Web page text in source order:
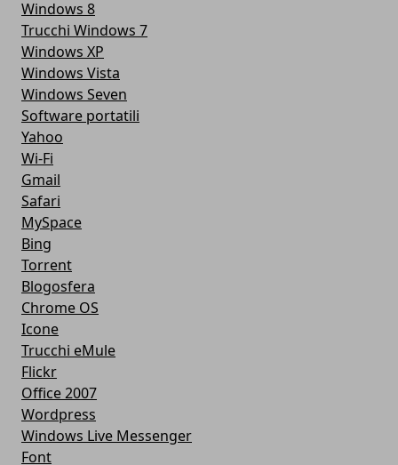
Windows 8
Trucchi Windows 7
Windows XP
Windows Vista
Windows Seven
Software portatili
Yahoo
Wi-Fi
Gmail
Safari
MySpace
Bing
Torrent
Blogosfera
Chrome OS
Icone
Trucchi eMule
Flickr
Office 2007
Wordpress
Windows Live Messenger
Font